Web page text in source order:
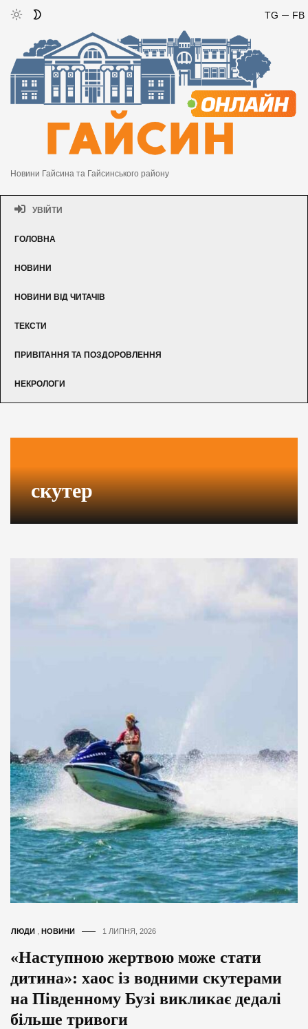
FB
TG
Новини Гайсина та Гайсинського району
УВІЙТИ
ГОЛОВНА
НОВИНИ
НОВИНИ ВІД ЧИТАЧІВ
ТЕКСТИ
ПРИВІТАННЯ ТА ПОЗДОРОВЛЕННЯ
НЕКРОЛОГИ
скутер
ЛЮДИ НОВИНИ 1 ЛИПНЯ, 2026
«Наступною жертвою може стати
дитина»: хаос із водними скутерами
на Південному Бузі викликає дедалі
більше тривоги